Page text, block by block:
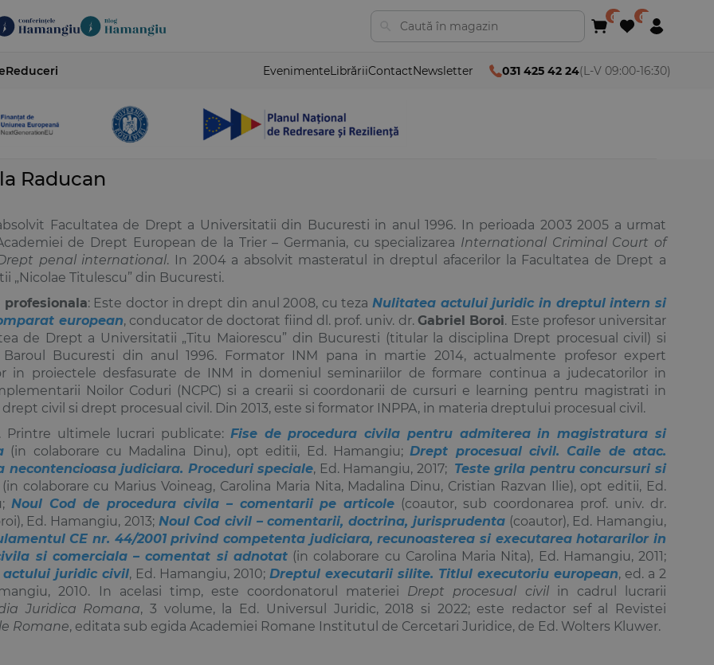
Reduceri EvenimenteLibrăriiContactNewsletter 031 425 42 24(L-V 09:00-16:30)
Raducan
Facultatea de Drept a Universitatii din Bucuresti in anul 1996. In perioada 2003 2005 a urmat
de Drept European de la Trier – Germania, cu specializarea International Criminal Court of
penal international. In 2004 a absolvit masteratul in dreptul afacerilor la Facultatea de Drept a
„Nicolae Titulescu” din Bucuresti.
: Este doctor in drept din anul 2008, cu tezaNulitatea actului juridic in dreptul intern si
european, conducator de doctorat fiind dl. prof. univ. dr. Gabriel Boroi. Este profesor universitar
de Drept a Universitatii „Titu Maiorescu” din Bucuresti (titular la disciplina Drept procesual civil ) si
Bucuresti din anul 1996. Formator INM pana in martie 2014, actualmente profesor expert
in proiectele desfasurate de INM in domeniul seminariilor de formare continua a judecatorilor in
Noilor Coduri (NCPC) si a crearii si coordonarii de cursuri e learning pentru magistrati in
drept civil si drept procesual civil . Din 2013, este si formator INPPA, in materia dreptului procesual civil.
. Printre ultimele lucrari publicate: Fise de procedura civila pentru admiterea in magistratura si
(in colaborare cu Madalina Dinu), opt editii, Ed. Hamangiu;Drept procesual civil. Caile de atac.
necontencioasa judiciara. Proceduri speciale, Ed. Hamangiu, 2017; Teste grila pentru concursuri si
(in colaborare cu Marius Voineag, Carolina Maria Nita, Madalina Dinu, Cristian Razvan Ilie), opt editii, Ed.
Noul Cod de procedura civila – comentarii pe articole (coautor, sub coordonarea prof. univ. dr.
), Ed. Hamangiu, 2013; Noul Cod civil – comentarii, doctrina, jurisprudenta(coautor), Ed. Hamangiu,
CE nr. 44/2001 privind competenta judiciara, recunoasterea si executarea hotararilor in
si comerciala – comentat si adnotat(in colaborare cu Carolina Maria Nita), Ed. Hamangiu, 2011;
juridic civil, Ed. Hamangiu, 2010; Dreptul executarii silite. Titlul executoriu european, ed. a 2
2010. In acelasi timp, este coordonatorul materiei Drept procesual civilin cadrul lucrarii
Juridica Romana, 3 volume, la Ed. Universul Juridic, 2018 si 2022; este redactor sef al Revistei
Romane, editata sub egida Academiei Romane Institutul de Cercetari Juridice, de Ed. Wolters Kluwer.